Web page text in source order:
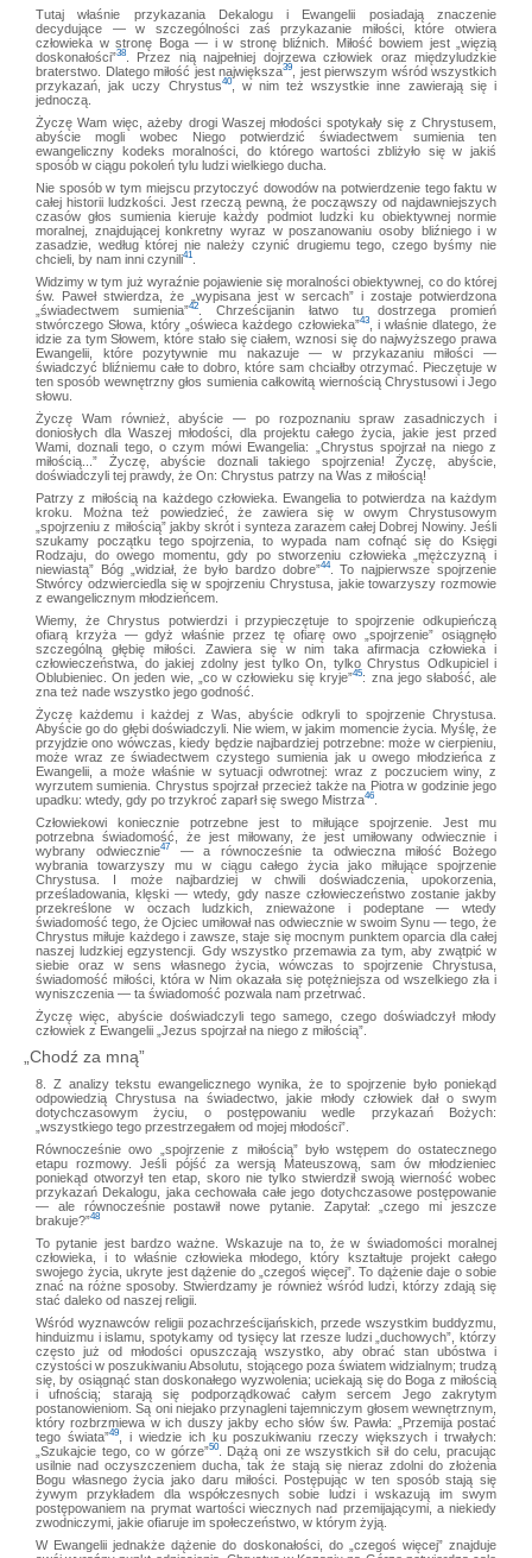
Tutaj właśnie przykazania Dekalogu i Ewangelii posiadają znaczenie
decydujące — w szczególności zaś przykazanie miłości, które otwiera
człowieka w stronę Boga — i w stronę bliźnich. Miłość bowiem jest „więzią
doskonałości”38
. Przez nią najpełniej dojrzewa człowiek oraz międzyludzkie
braterstwo. Dlatego miłość jest największa39
, jest pierwszym wśród wszystkich
przykazań, jak uczy Chrystus40, w nim też wszystkie inne zawierają się i
jednoczą.
Życzę Wam więc, ażeby drogi Waszej młodości spotykały się z Chrystusem,
abyście mogli wobec Niego potwierdzić świadectwem sumienia ten
ewangeliczny kodeks moralności, do którego wartości zbliżyło się w jakiś
sposób w ciągu pokoleń tylu ludzi wielkiego ducha.
Nie sposób w tym miejscu przytoczyć dowodów na potwierdzenie tego faktu w
całej historii ludzkości. Jest rzeczą pewną, że począwszy od najdawniejszych
czasów głos sumienia kieruje każdy podmiot ludzki ku obiektywnej normie
moralnej, znajdującej konkretny wyraz w poszanowaniu osoby bliźniego i w
zasadzie, według której nie należy czynić drugiemu tego, czego byśmy nie
chcieli, by nam inni czynili41
Widzimy w tym już wyraźnie pojawienie się moralności obiektywnej, co do której
św. Paweł stwierdza, że „wypisana jest w sercach” i zostaje potwierdzona
„świadectwem sumienia”42
. Chrześcijanin łatwo tu dostrzega promień
stwórczego Słowa, który „oświeca każdego człowieka”43, i właśnie dlatego, że
idzie za tym Słowem, które stało się ciałem, wznosi się do najwyższego prawa
Ewangelii, które pozytywnie mu nakazuje — w przykazaniu miłości —
świadczyć bliźniemu całe to dobro, które sam chciałby otrzymać. Pieczętuje w
ten sposób wewnętrzny głos sumienia całkowitą wiernością Chrystusowi i Jego
słowu.
Życzę Wam również, abyście — po rozpoznaniu spraw zasadniczych i
doniosłych dla Waszej młodości, dla projektu całego życia, jakie jest przed
Wami, doznali tego, o czym mówi Ewangelia: „Chrystus spojrzał na niego z
miłością...” Życzę, abyście doznali takiego spojrzenia! Życzę, abyście,
doświadczyli tej prawdy, że On: Chrystus patrzy na Was z miłością!
Patrzy z miłością na każdego człowieka. Ewangelia to potwierdza na każdym
kroku. Można też powiedzieć, że zawiera się w owym Chrystusowym
„spojrzeniu z miłością” jakby skrót i synteza zarazem całej Dobrej Nowiny. Jeśli
szukamy początku tego spojrzenia, to wypada nam cofnąć się do Księgi
Rodzaju, do owego momentu, gdy po stworzeniu człowieka „mężczyzną i
niewiastą” Bóg „widział, że było bardzo dobre”44. To najpierwsze spojrzenie
Stwórcy odzwierciedla się w spojrzeniu Chrystusa, jakie towarzyszy rozmowie
z ewangelicznym młodzieńcem.
Wiemy, że Chrystus potwierdzi i przypieczętuje to spojrzenie odkupieńczą
ofiarą krzyża — gdyż właśnie przez tę ofiarę owo „spojrzenie” osiągnęło
szczególną głębię miłości. Zawiera się w nim taka afirmacja człowieka i
człowieczeństwa, do jakiej zdolny jest tylko On, tylko Chrystus Odkupiciel i
Oblubieniec. On jeden wie, „co w człowieku się kryje”45: zna jego słabość, ale
zna też nade wszystko jego godność.
Życzę każdemu i każdej z Was, abyście odkryli to spojrzenie Chrystusa.
Abyście go do głębi doświadczyli. Nie wiem, w jakim momencie życia. Myślę, że
przyjdzie ono wówczas, kiedy będzie najbardziej potrzebne: może w cierpieniu,
może wraz ze świadectwem czystego sumienia jak u owego młodzieńca z
Ewangelii, a może właśnie w sytuacji odwrotnej: wraz z poczuciem winy, z
wyrzutem sumienia. Chrystus spojrzał przecież także na Piotra w godzinie jego
upadku: wtedy, gdy po trzykroć zaparł się swego Mistrza46
Człowiekowi koniecznie potrzebne jest to miłujące spojrzenie. Jest mu
potrzebna świadomość, że jest miłowany, że jest umiłowany odwiecznie i
wybrany odwiecznie47
— a równocześnie ta odwieczna miłość Bożego
wybrania towarzyszy mu w ciągu całego życia jako miłujące spojrzenie
Chrystusa. I może najbardziej w chwili doświadczenia, upokorzenia,
prześladowania, klęski — wtedy, gdy nasze człowieczeństwo zostanie jakby
przekreślone w oczach ludzkich, znieważone i podeptane — wtedy
świadomość tego, że Ojciec umiłował nas odwiecznie w swoim Synu — tego, że
Chrystus miłuje każdego i zawsze, staje się mocnym punktem oparcia dla całej
naszej ludzkiej egzystencji. Gdy wszystko przemawia za tym, aby zwątpić w
siebie oraz w sens własnego życia, wówczas to spojrzenie Chrystusa,
świadomość miłości, która w Nim okazała się potężniejsza od wszelkiego zła i
wyniszczenia — ta świadomość pozwala nam przetrwać.
Życzę więc, abyście doświadczyli tego samego, czego doświadczył młody
człowiek z Ewangelii „Jezus spojrzał na niego z miłością”.
„Chodź za mną”
8. Z analizy tekstu ewangelicznego wynika, że to spojrzenie było poniekąd
odpowiedzią Chrystusa na świadectwo, jakie młody człowiek dał o swym
dotychczasowym życiu, o postępowaniu wedle przykazań Bożych:
„wszystkiego tego przestrzegałem od mojej młodości”.
Równocześnie owo „spojrzenie z miłością” było wstępem do ostatecznego
etapu rozmowy. Jeśli pójść za wersją Mateuszową, sam ów młodzieniec
poniekąd otworzył ten etap, skoro nie tylko stwierdził swoją wierność wobec
przykazań Dekalogu, jaka cechowała całe jego dotychczasowe postępowanie
— ale równocześnie postawił nowe pytanie. Zapytał: „czego mi jeszcze
brakuje?”48
To pytanie jest bardzo ważne. Wskazuje na to, że w świadomości moralnej
człowieka, i to właśnie człowieka młodego, który kształtuje projekt całego
swojego życia, ukryte jest dążenie do „czegoś więcej”. To dążenie daje o sobie
znać na różne sposoby. Stwierdzamy je również wśród ludzi, którzy zdają się
stać daleko od naszej religii.
Wśród wyznawców religii pozachrześcijańskich, przede wszystkim buddyzmu,
hinduizmu i islamu, spotykamy od tysięcy lat rzesze ludzi „duchowych”, którzy
często już od młodości opuszczają wszystko, aby obrać stan ubóstwa i
czystości w poszukiwaniu Absolutu, stojącego poza światem widzialnym; trudzą
się, by osiągnąć stan doskonałego wyzwolenia; uciekają się do Boga z miłością
i ufnością; starają się podporządkować całym sercem Jego zakrytym
postanowieniom. Są oni niejako przynagleni tajemniczym głosem wewnętrznym,
który rozbrzmiewa w ich duszy jakby echo słów św. Pawła: „Przemija postać
tego świata”49, i wiedzie ich ku poszukiwaniu rzeczy większych i trwałych:
„Szukajcie tego, co w górze”50. Dążą oni ze wszystkich sił do celu, pracując
usilnie nad oczyszczeniem ducha, tak że stają się nieraz zdolni do złożenia
Bogu własnego życia jako daru miłości. Postępując w ten sposób stają się
żywym przykładem dla współczesnych sobie ludzi i wskazują im swym
postępowaniem na prymat wartości wiecznych nad przemijającymi, a niekiedy
zwodniczymi, jakie ofiaruje im społeczeństwo, w którym żyją.
W Ewangelii jednakże dążenie do doskonałości, do „czegoś więcej” znajduje